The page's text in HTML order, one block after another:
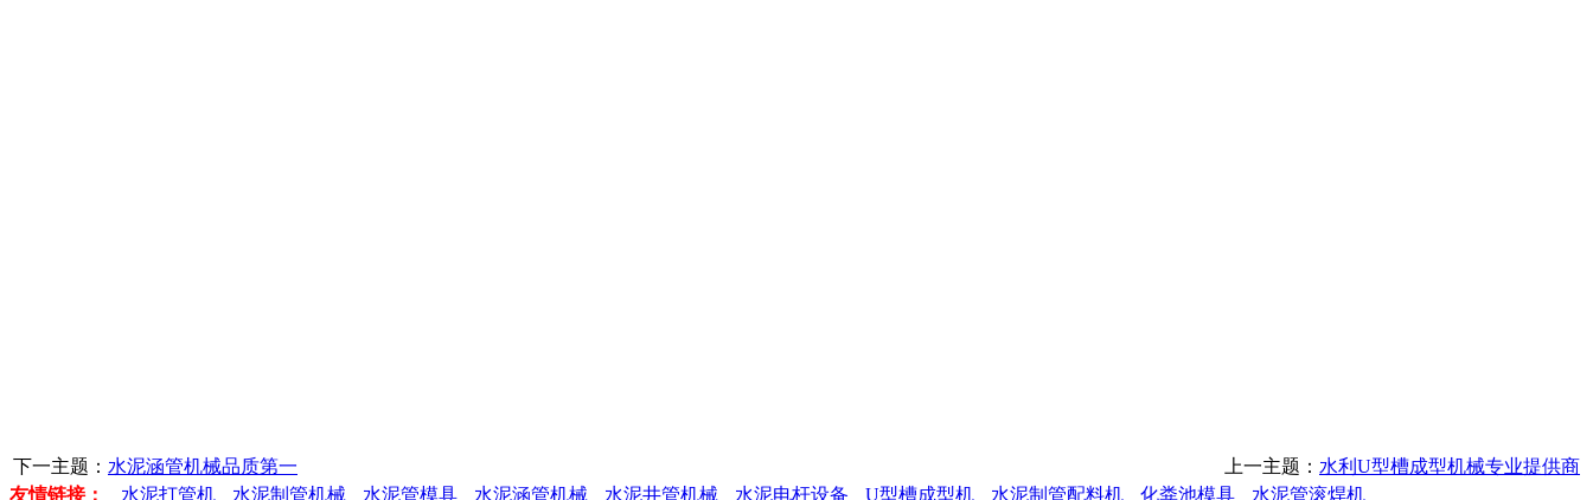
下一主题： 水泥涵管机械品质第一 上一主题： 水利U型槽成型机械专业提供商
友情链接：
水泥打管机 水泥制管机械 水泥管模具 水泥涵管机械 水泥井管机械 水泥电杆设备 U型槽成型机 水泥制管配料机 化粪池模具 水泥管滚焊机